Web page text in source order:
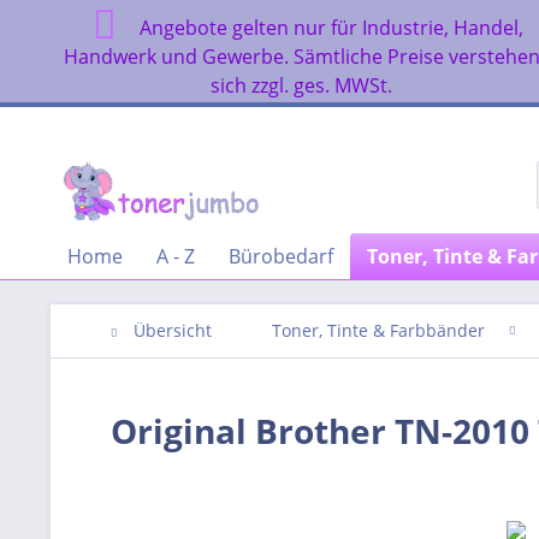
Angebote gelten nur für Industrie, Handel,
Handwerk und Gewerbe. Sämtliche Preise verstehen
sich zzgl. ges. MWSt.
Home A - Z Bürobedarf Toner, Tinte &
Übersicht Toner, Tinte & Farbbänder
Original Brother TN-